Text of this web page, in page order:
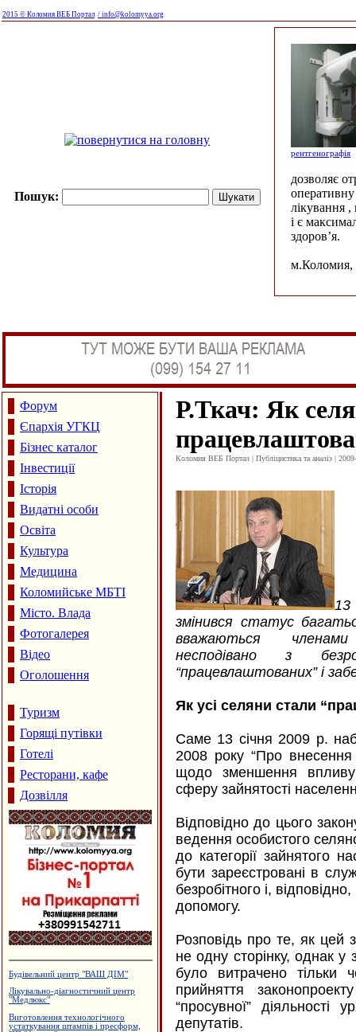
2015 © Коломия ВЕБ Портал / info@kolomyya.org
Пошук:
рентгенографія
дозволяє
лікування ,
і є
здоров’я.
м.Коломия,
Форум
Єпархія УГКЦ
Бізнес каталог
Інвестиції
Історія
Видатні особи
Освіта
Культура
Медицина
Коломийське МБТІ
Місто. Влада
Фотогалерея
Відео
Оголошення
Туризм
Горящі путівки
Готелі
Ресторани, кафе
Дозвілля
Рафтинг
Туристична агенція "Гарячі тури"
Дзвони церковні
Р.Ткач: Як
Коломия ВЕБ Портал | Публіцистика та аналіз |
змінився статус
вважаються
несподівано з
“працевлаштованих” і
Як усі селяни стали
Саме 13 січня 2009 р.
2008 року “Про внесення
щодо зменшення впливу
сферу зайнятості
Відповідно до цього
ведення особистого
до категорії зайнятого
бути зареєстровані в
безробітного і,
допомогу.
Розповідь про те, як цей
не одну сторінку, однак у
було витрачено тільки
прийняття
“просувної” діяльності
депутатів.